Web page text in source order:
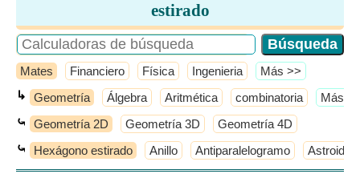
estirado
Mates Financiero Física Ingenieria ​Más >>
↳ Geometría Álgebra Aritmética combinatoria ​Más
⤿ Geometría 2D Geometría 3D Geometría 4D
⤿ Hexágono estirado Anillo Antiparalelogramo Astroide